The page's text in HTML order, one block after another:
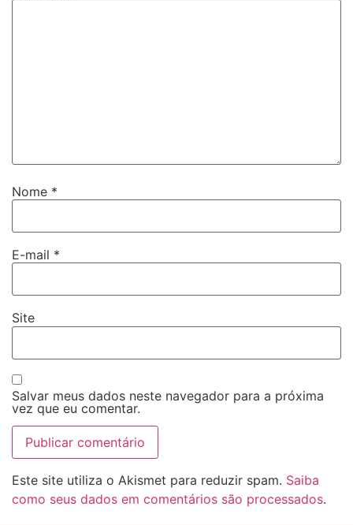
Nome *
E-mail *
Site
Salvar meus dados neste navegador para a próxima
vez que eu comentar.
Este site utiliza o Akismet para reduzir spam. Saiba
como seus dados em comentários são processados.